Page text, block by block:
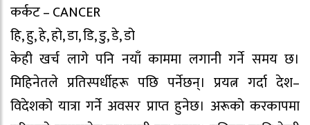
कर्कट – CANCER
हि, हु, हे, हो, डा, डि, डु, डे, डो
केही खर्च लागे पनि नयाँ काममा लगानी गर्ने समय छ।
मिहिनेतले प्रतिस्पर्धीहरू पछि पर्नेछन्। प्रयत्न गर्दा देश–
विदेशको यात्रा गर्ने अवसर प्राप्त हुनेछ। अरूको करकापमा